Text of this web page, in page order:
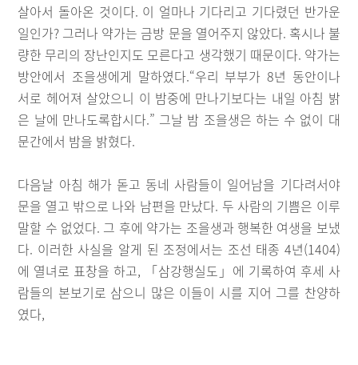
살아서 돌아온 것이다. 이 얼마나 기다리고 기다렸던 반가운
일인가? 그러나 약가는 금방 문을 열어주지 않았다. 혹시나 불
량한 무리의 장난인지도 모른다고 생각했기 때문이다. 약가는
방안에서 조을생에게 말하였다.“우리 부부가 8년 동안이나
서로 헤어져 살았으니 이 밤중에 만나기보다는 내일 아침 밝
은 날에 만나도록합시다.” 그날 밤 조을생은 하는 수 없이 대
문간에서 밤을 밝혔다.
다음날 아침 해가 돋고 동네 사람들이 일어남을 기다려서야
문을 열고 밖으로 나와 남편을 만났다. 두 사람의 기쁨은 이루
말할 수 없었다. 그 후에 약가는 조을생과 행복한 여생을 보냈
다. 이러한 사실을 알게 된 조정에서는 조선 태종 4년(1404)
에 열녀로 표창을 하고, 「삼강행실도」에 기록하여 후세 사
람들의 본보기로 삼으니 많은 이들이 시를 지어 그를 찬양하
였다,